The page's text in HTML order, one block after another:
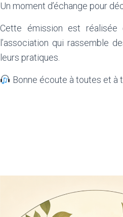
Un moment d’échange pour
Cette émission est
l’association qui rassemble
leurs pratiques.
Bonne écoute à toutes et à